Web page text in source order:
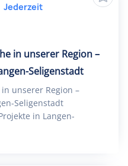
in unserer Region –
Seligenstadt
unserer Region –
Seligenstadt
in Langen-
Jederzeit